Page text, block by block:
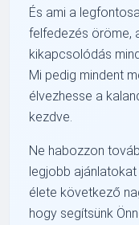
És ami a
felfedezés öröme,
kikapcsolódás
Mi pedig mindent
élvezhesse a
kezdve.
Ne habozzon
legjobb ajánlatokat
élete következő
hogy segítsünk